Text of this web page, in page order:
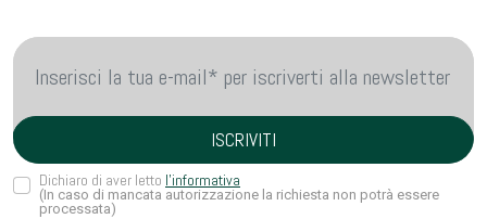
Dichiaro di aver letto l'informativa
(In caso di mancata autorizzazione la richiesta non potrà essere
processata)